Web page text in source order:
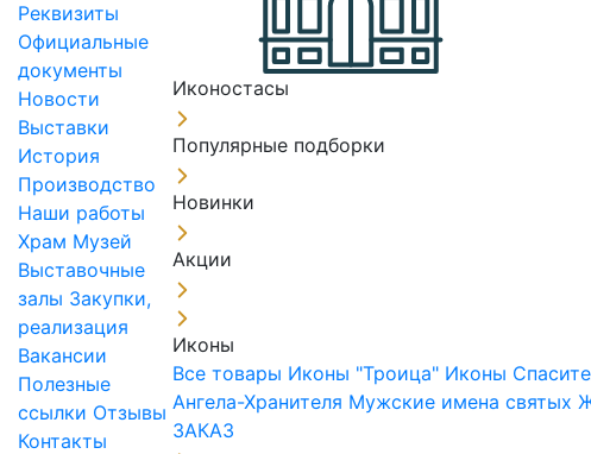
Реквизиты
Официальные
документы
Новости
Выставки
История
Производство
Наши работы
Храм Музей
Выставочные
залы Закупки,
реализация
Вакансии
Полезные
ссылки Отзывы
Контакты
Иконостасы
Популярные подборки
Новинки
Акции
Иконы
Все товары Иконы "Троица" Иконы
Ангела-Хранителя Мужские имена святых
ЗАКАЗ